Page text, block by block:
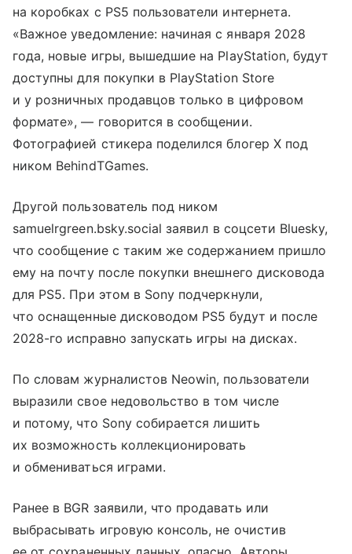
на коробках с PS5 пользователи интернета.
«Важное уведомление: начиная с января 2028
года, новые игры, вышедшие на PlayStation, будут
доступны для покупки в PlayStation Store
и у розничных продавцов только в цифровом
формате», — говорится в сообщении.
Фотографией стикера поделился блогер X под
ником BehindTGames.
Другой пользователь под ником
samuelrgreen.bsky.social заявил в соцсети Bluesky,
что сообщение с таким же содержанием пришло
ему на почту после покупки внешнего дисковода
для PS5. При этом в Sony подчеркнули,
что оснащенные дисководом PS5 будут и после
2028-го исправно запускать игры на дисках.
По словам журналистов Neowin, пользователи
выразили свое недовольство в том числе
и потому, что Sony собирается лишить
их возможность коллекционировать
и обмениваться играми.
Ранее в BGR заявили, что продавать или
выбрасывать игровую консоль, не очистив